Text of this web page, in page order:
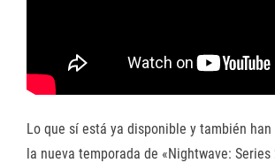
Lo que sí está ya disponible y también
la nueva temporada de «Nightwave: Series